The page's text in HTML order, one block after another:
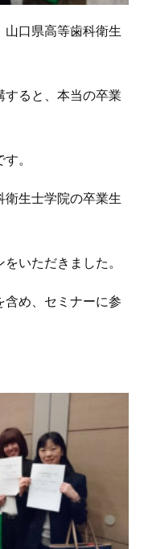
山口県高等歯科衛生
すると、本当の卒業
。
衛生士学院の卒業生
いただきました。
含め、セミナーに参